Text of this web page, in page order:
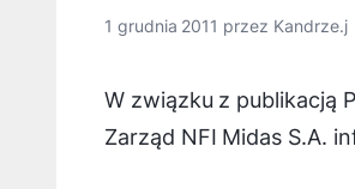
1 grudnia 2011 przez Kandrze.j
W związku z publikacją
Zarząd NFI Midas S.A.